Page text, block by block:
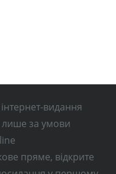
видання
лише за умови
пряме, відкрите